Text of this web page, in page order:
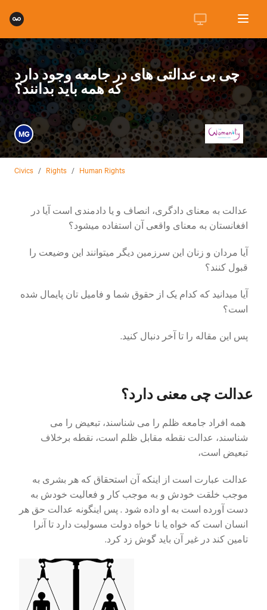
چی بی عدالتی های در جامعه وجود دارد
که همه باید بدانند؟
MG
Civics / Rights / Human Rights
عدالت به معنای دادگری، انصاف و یا دادمندی است آیا در
افغانستان به معنای واقعی آن استفاده میشود؟
آیا مردان و زنان این سرزمین دیگر میتوانند این وضیعت را
قبول کنند؟
آیا میدانید که کدام یک از حقوق شما و فامیل تان پایمال شده
است؟
پس این مقاله را تا آخر دنبال کنید.
عدالت چی معنی دارد؟
همه افراد جامعه ظلم را می شناسند، تبعیض را می
شناسند، عدالت نقطه مقابل ظلم است، نقطه برخلاف
تبعیض است،
عدالت عبارت است از اینکه آن استحقاق که هر بشری به
موجب خلقت خودش و به موجب کار و فعالیت خودش به
دست آورده است به او داده شود . پس اینگونه عدالت حق هر
انسان است که خواه یا نا خواه دولت مسولیت دارد تا آنرا
تامین کند در غیر آن باید گوش زد کرد.